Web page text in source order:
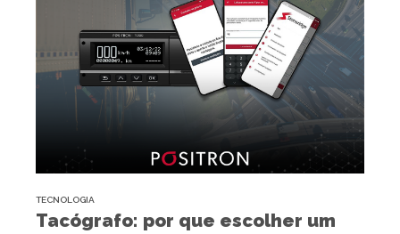
TECNOLOGIA
Tacógrafo: por que escolher um